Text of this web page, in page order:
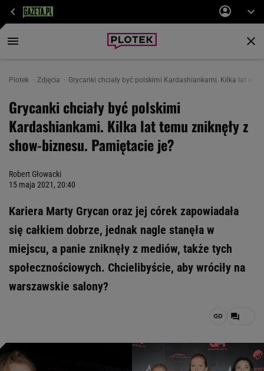
Plotek Zdjęcia Grycanki chciały być polskimi Kardashiankami. Kilka lat
Grycanki chciały być polskimi
Kardashiankami. Kilka lat temu zniknęły z
show-biznesu. Pamiętacie je?
Robert Głowacki
15 maja 2021, 20:40
Kariera Marty Grycan oraz jej córek zapowiadała
się całkiem dobrze, jednak nagle stanęła w
miejscu, a panie zniknęły z mediów, także tych
społecznościowych. Chcielibyście, aby wróciły na
warszawskie salony?